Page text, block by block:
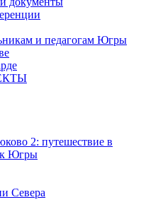
и педагогам Югры
2: путешествие в
Югры
Севера